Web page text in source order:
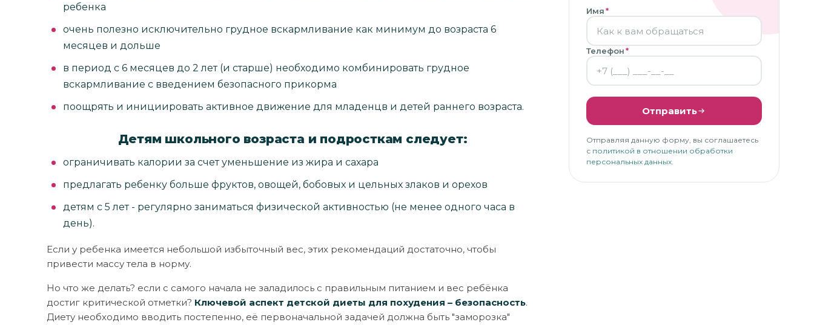
ребенка
очень полезно исключительно грудное вскармливание как минимум до возраста 6
месяцев и дольше
в период с 6 месяцев до 2 лет (и старше) необходимо комбинировать грудное
вскармливание с введением безопасного прикорма
поощрять и инициировать активное движение для младенцв и детей раннего возраста.
Детям школьного возраста и подросткам следует:
ограничивать калории за счет уменьшение из жира и сахара
предлагать ребенку больше фруктов, овощей, бобовых и цельных злаков и орехов
детям с 5 лет - регулярно заниматься физической активностью (не менее одного часа в
день).
Если у ребенка имеется небольшой избыточный вес, этих рекомендаций достаточно, чтобы
привести массу тела в норму.
Но что же делать? если с самого начала не заладилось с правильным питанием и вес ребёнка
достиг критической отметки? Ключевой аспект детской диеты для похудения – безопасность.
Диету необходимо вводить постепенно, её первоначальной задачей должна быть "заморозка"
Имя*
Телефон*
Отправить
Отправляя данную форму, вы соглашаетесь
с политикой в отношении обработки
персональных данных.